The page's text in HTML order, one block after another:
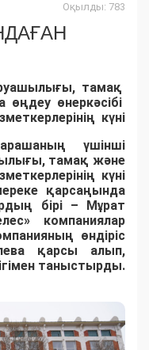
Оқылды: 783
тамақ
өңдеу өнеркәсібі
күні
үшінші
тамақ және
күні
қарсаңында
бірі – Мұрат
компаниялар
өндіріс
қарсы алып,
таныстырды.